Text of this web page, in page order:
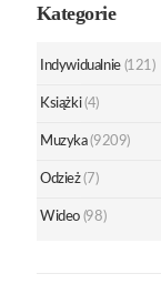
Kategorie
Indywidualnie (121)
Książki (4)
Muzyka (9209)
Odzież (7)
Wideo (98)